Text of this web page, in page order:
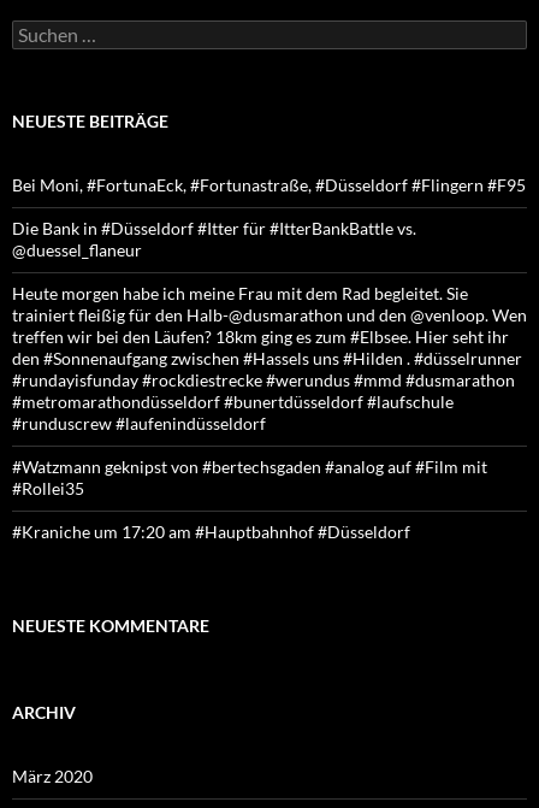
Suchen
nach:
NEUESTE BEITRÄGE
Bei Moni, #FortunaEck, #Fortunastraße, #Düsseldorf #Flingern #F95
Die Bank in #Düsseldorf #Itter für #ItterBankBattle vs.
@duessel_flaneur
Heute morgen habe ich meine Frau mit dem Rad begleitet. Sie
trainiert fleißig für den Halb-@dusmarathon und den @venloop. Wen
treffen wir bei den Läufen? 18km ging es zum #Elbsee. Hier seht ihr
den #Sonnenaufgang zwischen #Hassels uns #Hilden . #düsselrunner
#rundayisfunday #rockdiestrecke #werundus #mmd #dusmarathon
#metromarathondüsseldorf #bunertdüsseldorf #laufschule
#runduscrew #laufenindüsseldorf
#Watzmann geknipst von #bertechsgaden #analog auf #Film mit
#Rollei35
#Kraniche um 17:20 am #Hauptbahnhof #Düsseldorf
NEUESTE KOMMENTARE
ARCHIV
März 2020